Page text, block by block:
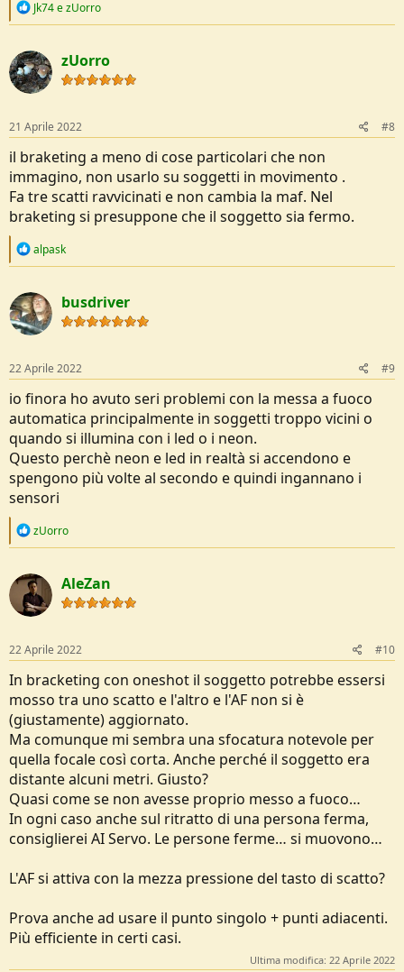
R
e
c
t
i
o
s
:
Jk74ezUorro
zUorro
21 Aprile 2022 #8
il braketing a meno di cose particolari che non
immagino, non usarlo su soggetti in movimento .
Fa tre scatti ravvicinati e non cambia la maf. Nel
braketing si presuppone che il soggetto sia fermo.
R
e
c
t
i
o
s
:
alpask
busdriver
22 Aprile 2022 #9
io finora ho avuto seri problemi con la messa a fuoco
automatica principalmente in soggetti troppo vicini o
quando si illumina con i led o i neon.
Questo perchè neon e led in realtà si accendono e
spengono più volte al secondo e quindi ingannano i
sensori
R
e
c
t
i
o
s
:
zUorro
AleZan
22 Aprile 2022 #10
In bracketing con oneshot il soggetto potrebbe essersi
mosso tra uno scatto e l'altro e l'AF non si è
(giustamente) aggiornato.
Ma comunque mi sembra una sfocatura notevole per
quella focale così corta. Anche perché il soggetto era
distante alcuni metri. Giusto?
Quasi come se non avesse proprio messo a fuoco…
In ogni caso anche sul ritratto di una persona ferma,
consiglierei AI Servo. Le persone ferme… si muovono…
L'AF si attiva con la mezza pressione del tasto di scatto?
Prova anche ad usare il punto singolo + punti adiacenti.
Più efficiente in certi casi.
Ultima modifica: 22 Aprile 2022